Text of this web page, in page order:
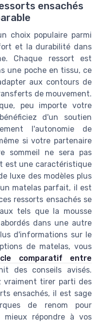
ensachés
choix populaire parmi
et la durabilité dans
Chaque ressort est
une poche en tissu, ce
aux contours de
de mouvement.
peu importe votre
d'un soutien
l'autonomie de
si votre partenaire
sommeil ne sera pas
est une caractéristique
luxe des modèles plus
matelas parfait, il est
ressorts ensachés se
tels que la mousse
dans une autre
d'informations sur le
de matelas, vous
comparatif entre
des conseils avisés.
vraiment tirer parti des
ensachés, il est sage
de renom pour
mieux répondre à vos